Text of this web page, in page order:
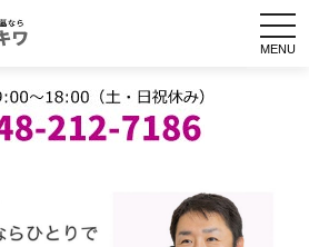
MENU